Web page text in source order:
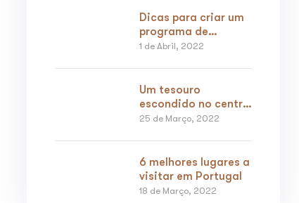
Dicas para criar um
programa de
incentivo
1 de Abril, 2022
Um tesouro
escondido no centro
de Portugal –
25 de Março, 2022
6 melhores lugares a
visitar em Portugal
18 de Março, 2022